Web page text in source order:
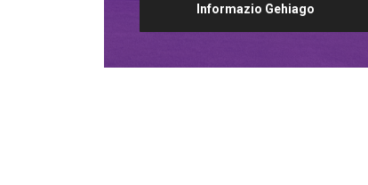
Informazio Gehiago